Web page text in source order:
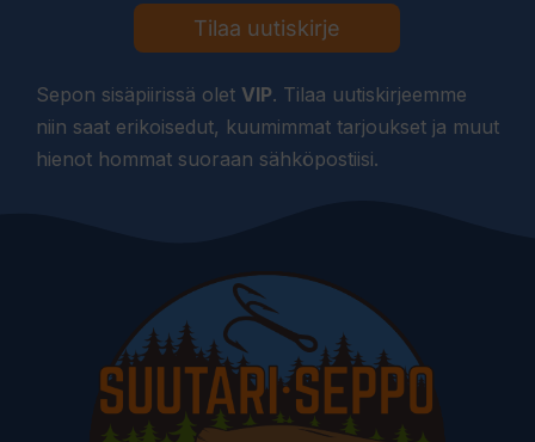
Tilaa uutiskirje
Sepon sisäpiirissä olet VIP. Tilaa uutiskirjeemme
niin saat erikoisedut, kuumimmat tarjoukset ja muut
hienot hommat suoraan sähköpostiisi.